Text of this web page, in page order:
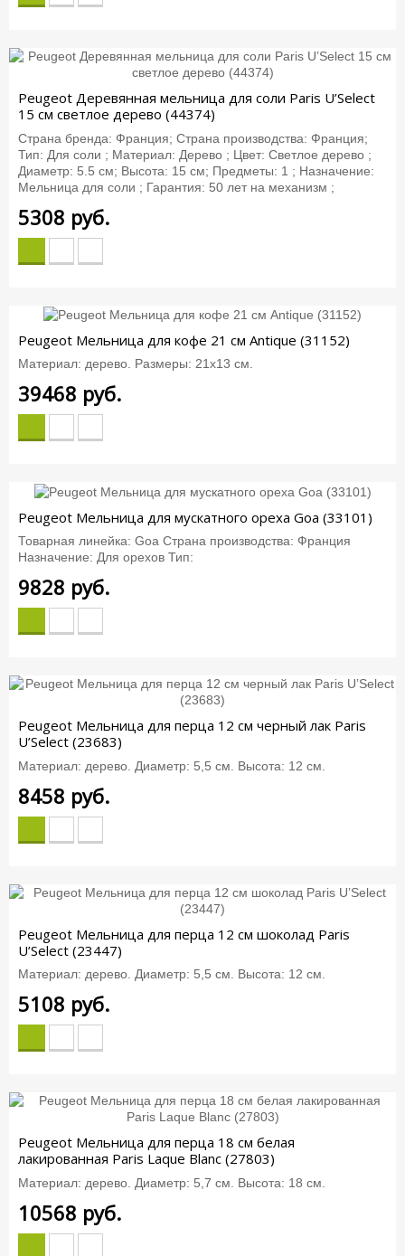
Peugeot Деревянная мельница для соли Paris U’Select
15 см светлое дерево (44374)
Страна бренда: Франция; Страна производства: Франция;
Тип: Для соли ; Материал: Дерево ; Цвет: Светлое дерево ;
Диаметр: 5.5 см; Высота: 15 см; Предметы: 1 ; Назначение:
Мельница для соли ; Гарантия: 50 лет на механизм ;
5308 руб.
Peugeot Мельница для кофе 21 см Antique (31152)
Материал: дерево. Размеры: 21х13 см.
39468 руб.
Peugeot Мельница для мускатного ореха Goa (33101)
Товарная линейка: Goa Страна производства: Франция
Назначение: Для орехов Тип:
9828 руб.
Peugeot Мельница для перца 12 см черный лак Paris
U’Select (23683)
Материал: дерево. Диаметр: 5,5 см. Высота: 12 см.
8458 руб.
Peugeot Мельница для перца 12 см шоколад Paris
U’Select (23447)
Материал: дерево. Диаметр: 5,5 см. Высота: 12 см.
5108 руб.
Peugeot Мельница для перца 18 см белая
лакированная Paris Laque Blanc (27803)
Материал: дерево. Диаметр: 5,7 см. Высота: 18 см.
10568 руб.